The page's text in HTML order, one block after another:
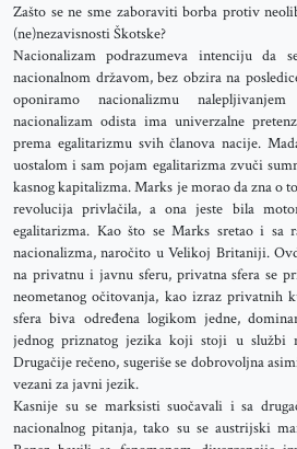
Zašto se ne sme zaboraviti borba protiv
(ne)nezavisnosti Škotske?
Nacionalizam podrazumeva intenciju da
nacionalnom državom, bez obzira na
oponiramo nacionalizmu
nacionalizam odista ima univerzalne
prema egalitarizmu svih članova nacije.
uostalom i sam pojam egalitarizma zvuči
kasnog kapitalizma. Marks je morao da zna o
revolucija privlačila, a ona jeste bila
egalitarizma. Kao što se Marks sretao i sa
nacionalizma, naročito u Velikoj Britaniji.
na privatnu i javnu sferu, privatna sfera se
neometanog očitovanja, kao izraz privatnih
sfera biva određena logikom jedne,
jednog priznatog jezika koji stoji u službi
Drugačije rečeno, sugeriše se dobrovoljna
vezani za javni jezik.
Kasnije su se marksisti suočavali i sa
nacionalnog pitanja, tako su se austrijski